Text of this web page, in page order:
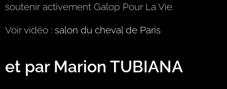
soutenir activement Galop Pour La Vie.
Voir vidéo : salon du cheval de Paris
et par Marion TUBIANA